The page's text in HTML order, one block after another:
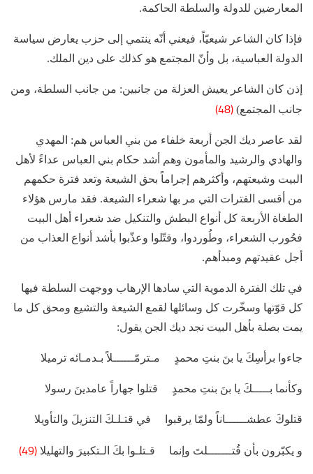
المعارضين للدولة والسلطة الحاكمة.
فإذا كان الشاعر شيعيّاً، فيعني أنّه ينتمي إلى حزب يعارض سياسة
الدولة العباسية، بل وأنّ المجتمع هو كذلك على دين الملك.
إذن كان الشاعر يعيش العزلة من جانبين: من جانب السلطة، ومن
جانب المجتمع) (48)
لقد عاصر ديك الجن أربعة خلفاء من بني العباس هم: المهدي
والهادي والرشيد والمأمون وهم أشد حكام بني العباس عداءً لأهل
البيت وشيعتهم، وأكثرهم إجراماً بحق الشيعة وتعد فترة حكمهم
من أقسى الفترات التي مر بها شعراء الشيعة. فقد مارس هؤلاء
الطغاة الأربعة كل أنواع البطش والتنكيل ضد شعراء أهل البيت
فحُورب الشعراء، وطُوردوا، وقتّلوا وعذّبوا بأشد أنواع العذاب من
أجل عقيدتهم ومبدأهم.
في تلك الفترة الدموية التي سادها الإرهاب ووجهت السلطة فيها
كل قوّتها وسخّرت كل وسائلها لقمع الشيعة والتشيع ومحق كل ما
يمت بصلة بأهل البيت نجد ديك الجن يقول:
جاءوا برأسِكَ يا بنَ بنتِ محمدٍ مـترمّــــــلاً بـدمـائه ترميلا
وكأنما بـــــكَ يا بنَ بنتِ محمدٍ قتلوا جهاراً عامدينَ رسولا
قتلوكَ عطشــــــاناً ولمّا يرقبوا في قتـلـكَ التنزيلَ والتأويلا
و يكبّرون بأن قُتـــــــلتَ وإنما قـتلـوا بكَ الـتكبيرَ والتهليلا (49)